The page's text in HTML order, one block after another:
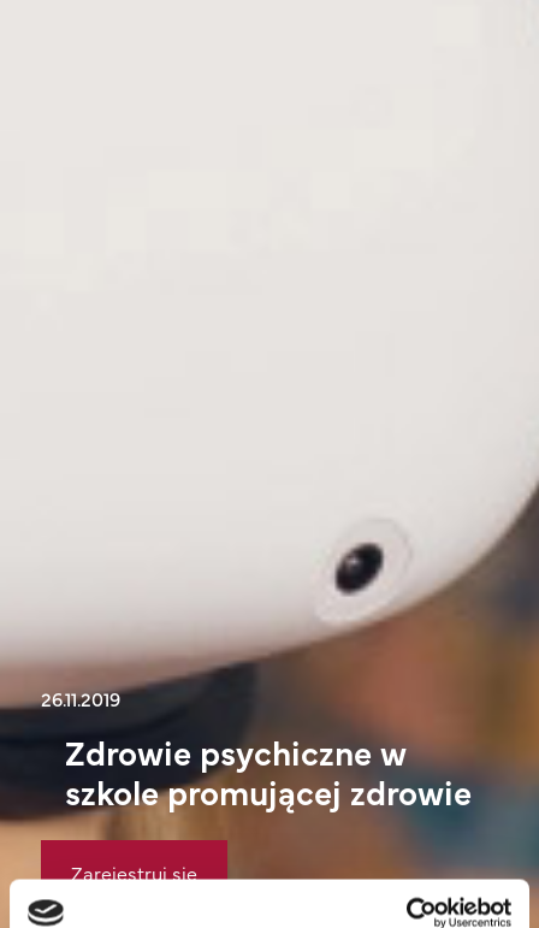
26.11.2019
Zdrowie psychiczne w
szkole promującej zdrowie
Zarejestruj się